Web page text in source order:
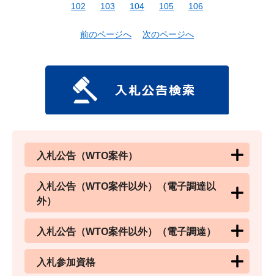
102
103 104 105 106
前のページへ 次のページへ
入札公告（WTO案件）
入札公告（WTO案件以外）（電子調達以
外）
入札公告（WTO案件以外）（電子調達）
入札参加資格